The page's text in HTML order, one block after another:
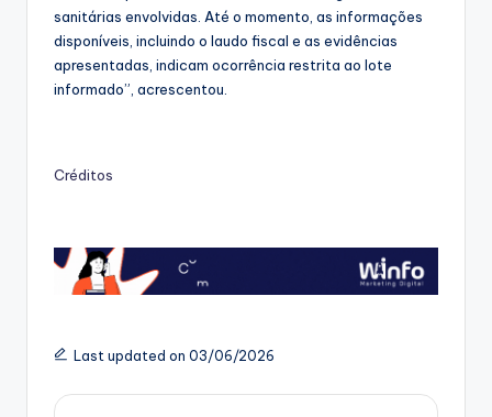
sanitárias envolvidas. Até o momento, as informações
disponíveis, incluindo o laudo fiscal e as evidências
apresentadas, indicam ocorrência restrita ao lote
informado”, acrescentou.
Créditos
Last updated on 03/06/2026